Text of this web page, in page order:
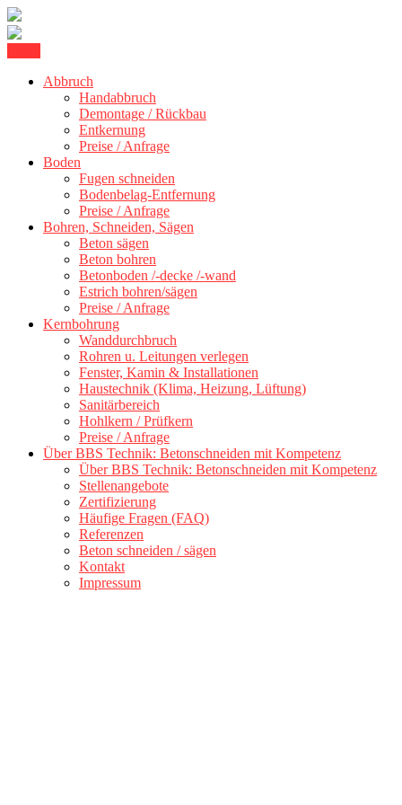
content
BBS Technik GmbH
Abbruch
Handabbruch
Demontage / Rückbau
Entkernung
Preise / Anfrage
Boden
Fugen schneiden
Bodenbelag-Entfernung
Preise / Anfrage
Bohren, Schneiden, Sägen
Beton sägen
Beton bohren
Betonboden /-decke /-wand
Estrich bohren/sägen
Preise / Anfrage
Kernbohrung
Wanddurchbruch
Rohren u. Leitungen verlegen
Fenster, Kamin & Installationen
Haustechnik (Klima, Heizung, Lüftung)
Sanitärbereich
Hohlkern / Prüfkern
Preise / Anfrage
Über BBS Technik: Betonschneiden mit Kompetenz
Über BBS Technik: Betonschneiden mit Kompetenz
Stellenangebote
Zertifizierung
Häufige Fragen (FAQ)
Referenzen
Beton schneiden / sägen
Kontakt
Impressum